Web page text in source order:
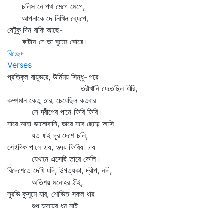
চলিস নে পথ মেপে মেপে,
আপনাকে দে নিখিল ব্যেপে,
যেটুকু দিন বাকি আছে-
কাটাস নে তা ঘুমের ঘোরে।
বিচ্ছেদ
Verses
প্রতিকূল বায়ুভরে, ঊর্মিময় সিন্ধু-'পরে
তরীখানি যেতেছিল ধীরি,
কম্পমান কেতু তার, চেয়েছিল কতবার
সে দ্বীপের পানে ফিরি ফিরি।
যারে আহা ভালোবাসি, তারে যবে ছেড়ে আসি
যত যাই দূর দেশে চলি,
সেইদিক পানে হায়, হৃদয় ফিরিয়া চায়
যেখানে এসেছি তারে ফেলি।
বিদেশেতে দেখি যদি, উপত্যকা, দ্বীপ, নদী,
অতিশয় মনোহর ঠাঁই,
সুরভি কুসুমে যার, শোভিত সকল ধার
শুধু হৃদয়ের ধন নাই,